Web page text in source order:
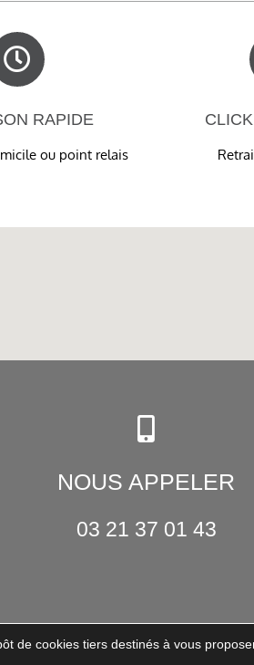
RAPIDE
ou point relais
NOUS APPELER
03 21 37 01 43
de cookies tiers destinés à vous